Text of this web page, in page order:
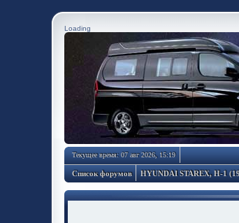
Loading
Текущее время: 07 авг 2026, 15:19
Список форумов HYUNDAI STAREX, H-1